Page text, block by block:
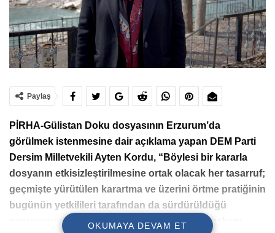
Paylaş
PİRHA-Gülistan Doku dosyasının Erzurum’da
görülmek istenmesine dair açıklama yapan DEM Parti
Dersim Milletvekili Ayten Kordu, “Böylesi bir kararla
dosyanın etkisizleştirilmesine ortak olacak her tasarruf;
geçmişte yürütülen karartma ve üzerini örtme pratiğinin
bugünün yetkilileri tarafından da sürdürüldüğü
sonucunu doğuracaktır. Bu nedenle hiçbir makam
OKUMAYA DEVAM ET